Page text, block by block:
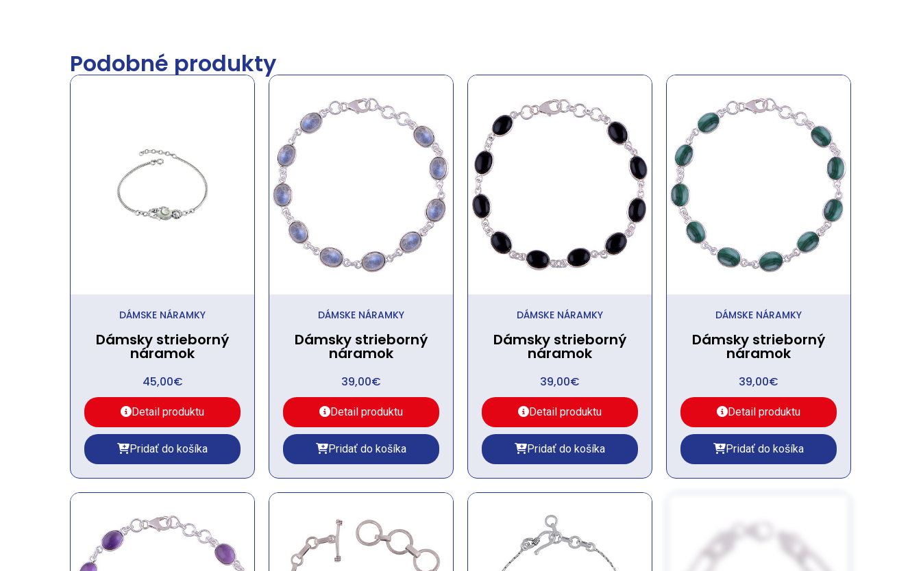
Podobné produkty
DÁMSKE NÁRAMKY
Dámsky strieborný
náramok
45,00€
Detail produktu
Pridať do košíka
DÁMSKE NÁRAMKY
Dámsky strieborný
náramok
39,00€
Detail produktu
Pridať do košíka
DÁMSKE NÁRAMKY
Dámsky strieborný
náramok
39,00€
Detail produktu
Pridať do košíka
DÁMSKE NÁRAMKY
Dámsky strieborný
náramok
39,00€
Detail produktu
Pridať do košíka